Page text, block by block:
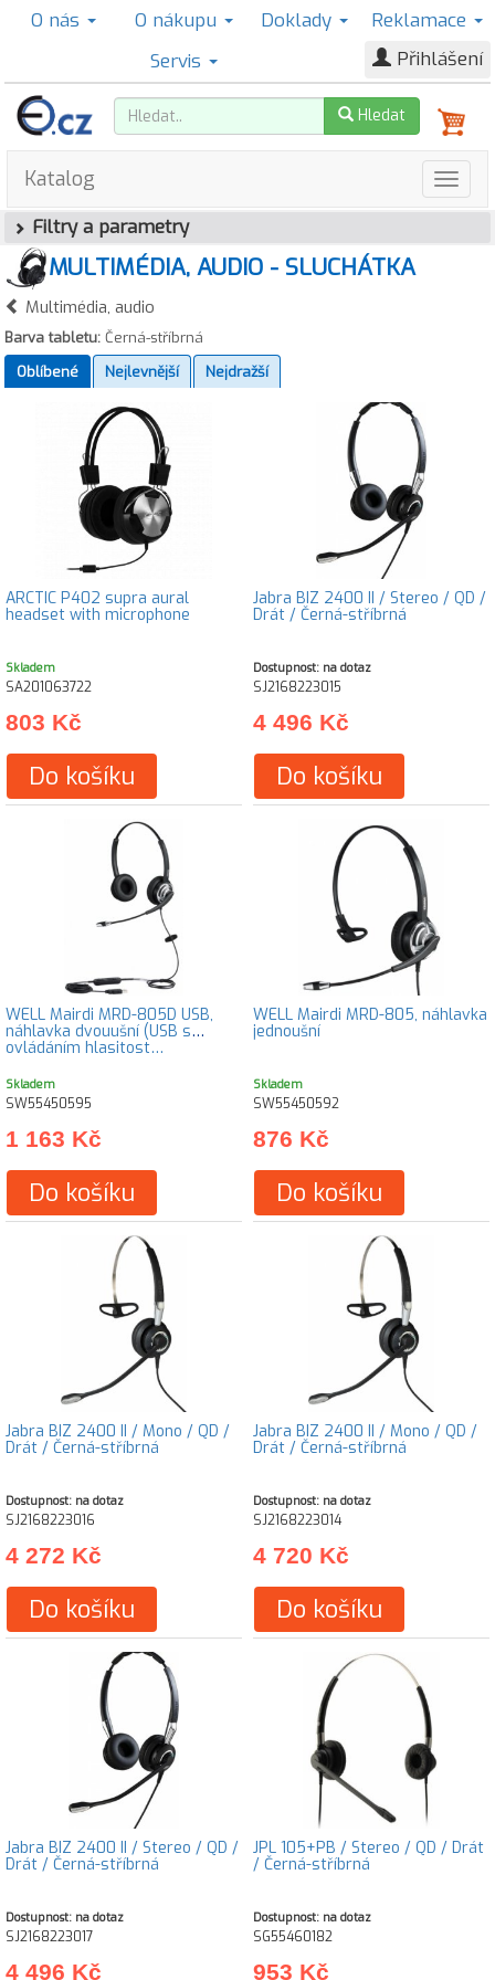
O nás O nákupu Doklady
Reklamace
Servis
Přihlášení
Hledat
Katalog
Filtry a parametry
MULTIMÉDIA, AUDIO - SLUCHÁTKA
Multimédia, audio
Barva tabletu: Černá-stříbrná
Oblíbené
Nejlevnější Nejdražší
ARCTIC P402 supra aural
headset with microphone
Skladem
SA201063722
803 Kč
Do košíku
Jabra BIZ 2400 II / Stereo / QD /
Drát / Černá-stříbrná
Dostupnost: na dotaz
SJ2168223015
4 496 Kč
Do košíku
WELL Mairdi MRD-805D USB,
náhlavka dvouušní (USB s
ovládáním hlasitost…
Skladem
SW55450595
1 163 Kč
Do košíku
WELL Mairdi MRD-805, náhlavka
jednoušní
Skladem
SW55450592
876 Kč
Do košíku
Jabra BIZ 2400 II / Mono / QD /
Drát / Černá-stříbrná
Dostupnost: na dotaz
SJ2168223016
4 272 Kč
Do košíku
Jabra BIZ 2400 II / Mono / QD /
Drát / Černá-stříbrná
Dostupnost: na dotaz
SJ2168223014
4 720 Kč
Do košíku
Jabra BIZ 2400 II / Stereo / QD /
Drát / Černá-stříbrná
Dostupnost: na dotaz
SJ2168223017
4 496 Kč
JPL 105+PB / Stereo / QD / Drát
/ Černá-stříbrná
Dostupnost: na dotaz
SG55460182
953 Kč